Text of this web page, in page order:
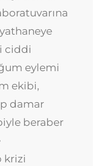
ciddi
eylemi
ekibi,
damar
beraber
krizi